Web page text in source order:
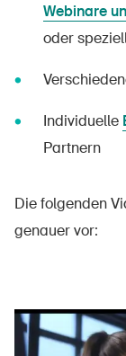
Webinare
oder
Individuelle
Partnern
Die folgenden
genauer vor: